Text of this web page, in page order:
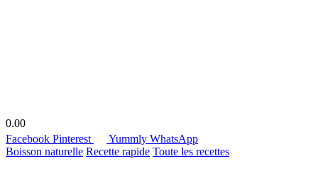
0.00
Facebook Pinterest Yummly WhatsApp
Boisson naturelle Recette rapide Toute les recettes